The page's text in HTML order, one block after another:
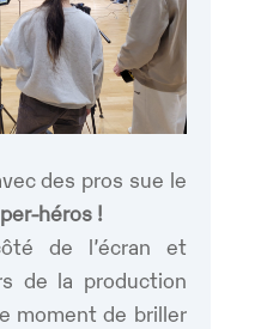
des pros sue le
héros !
de l’écran et
de la production
moment de briller